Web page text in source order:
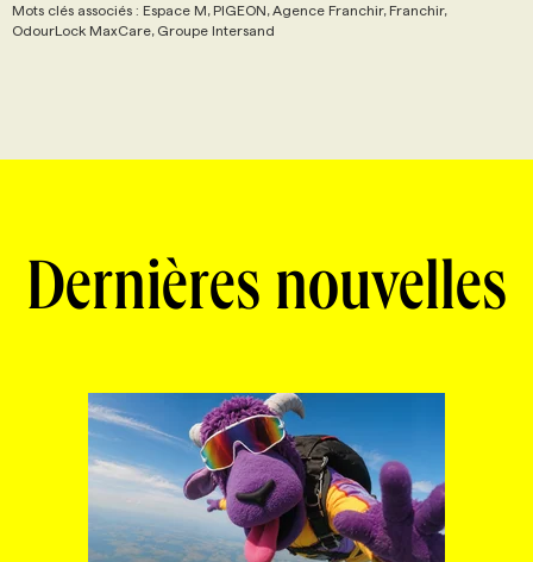
Mots clés associés : Espace M, PIGEON, Agence Franchir, Franchir,
OdourLock MaxCare, Groupe Intersand
Dernières nouvelles